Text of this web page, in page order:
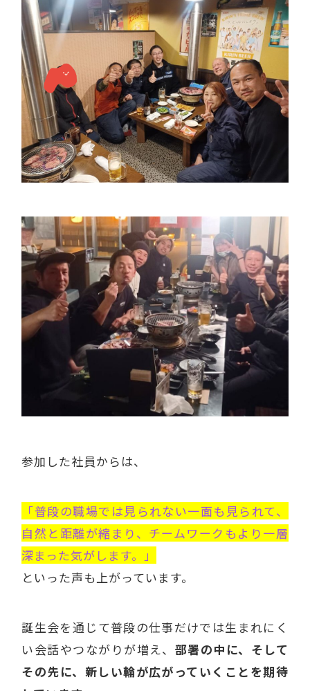
参加した社員からは、
「普段の職場では見られない一面も見られて、
自然と距離が縮まり、チームワークもより一層
深まった気がします。」
といった声も上がっています。
誕生会を通じて普段の仕事だけでは生まれにく
い会話やつながりが増え、 部署の中に、そして
その先に、新しい輪が広がっていくことを期待